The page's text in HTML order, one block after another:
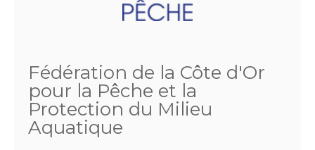
Fédération de la Côte d'Or
pour la Pêche et la
Protection du Milieu
Aquatique